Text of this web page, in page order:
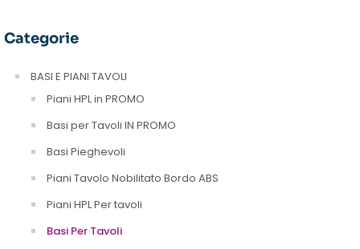
Categorie
BASI E PIANI TAVOLI
Piani HPL in PROMO
Basi per Tavoli IN PROMO
Basi Pieghevoli
Piani Tavolo Nobilitato Bordo ABS
Piani HPL Per tavoli
Basi Per Tavoli